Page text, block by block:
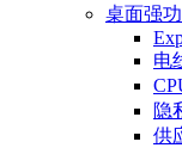
桌面强
电
隐
供